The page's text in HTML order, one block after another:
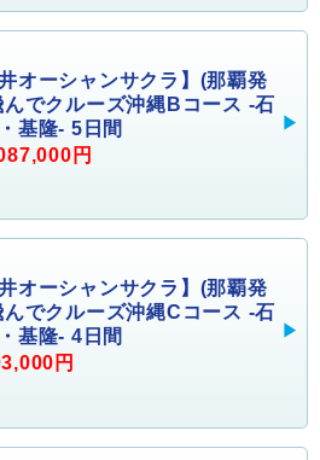
井オーシャンサクラ】(那覇発
んでクルーズ沖縄Bコース -石
基隆- 5日間
円
井オーシャンサクラ】(那覇発
んでクルーズ沖縄Cコース -石
基隆- 4日間
円